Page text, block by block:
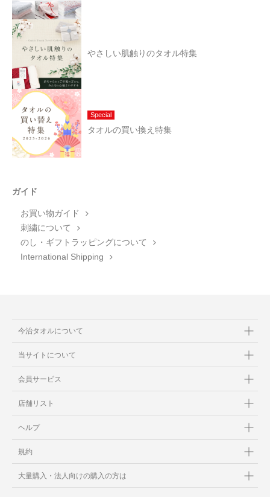
やさしい肌触りのタオル特集
Special
タオルの買い換え特集
ガイド
お買い物ガイド
刺繍について
のし・ギフトラッピングについて
International Shipping
今治タオルについて
当サイトについて
会員サービス
店舗リスト
ヘルプ
規約
大量購入・法人向けの購入の方は